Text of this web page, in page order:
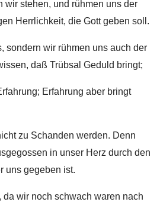
wir stehen, und rühmen uns der
Herrlichkeit, die Gott geben soll.
sondern wir rühmen uns auch der
daß Trübsal Geduld bringt;
Erfahrung aber bringt
zu Schanden werden. Denn
in unser Herz durch den
uns gegeben ist.
da wir noch schwach waren nach